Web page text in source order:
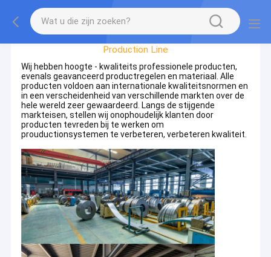
Factory Tour
Production Line
Wij hebben hoogte - kwaliteits professionele producten,
evenals geavanceerd productregelen en materiaal. Alle
producten voldoen aan internationale kwaliteitsnormen en
in een verscheidenheid van verschillende markten over de
hele wereld zeer gewaardeerd. Langs de stijgende
markteisen, stellen wij onophoudelijk klanten door
producten tevreden bij te werken om
prouductionsystemen te verbeteren, verbeteren kwaliteit.